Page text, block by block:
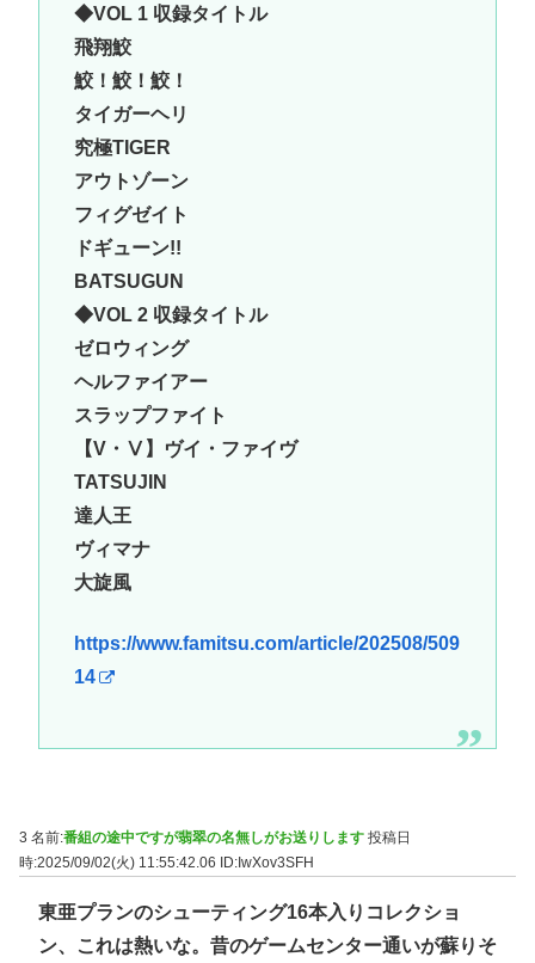
◆VOL 1 収録タイトル
飛翔鮫
鮫！鮫！鮫！
タイガーヘリ
究極TIGER
アウトゾーン
フィグゼイト
ドギューン!!
BATSUGUN
◆VOL 2 収録タイトル
ゼロウィング
ヘルファイアー
スラップファイト
【V・Ⅴ】ヴイ・ファイヴ
TATSUJIN
達人王
ヴィマナ
大旋風
https://www.famitsu.com/article/202508/509
14
3 名前:番組の途中ですが翡翠の名無しがお送りします 投稿日
時:2025/09/02(火) 11:55:42.06 ID:IwXov3SFH
東亜プランのシューティング16本入りコレクショ
ン、これは熱いな。昔のゲームセンター通いが蘇りそ